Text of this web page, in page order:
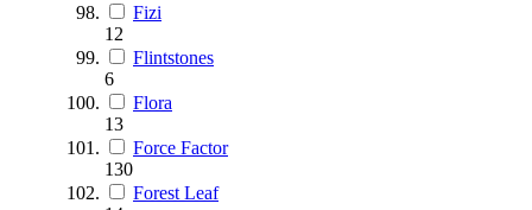
Fizi
12
Flintstones
6
Flora
13
Force Factor
130
Forest Leaf